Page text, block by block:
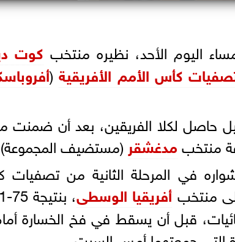
اليوم الأحد، نظيره منتخب كوت
كأس الأمم الأفريقية(
حاصل لكلا الفريقين، بعد أن
منتخبمدغشقر (مستضيف
في المرحلة الثانية من تصفيات
أفريقيا الوسطى
قبل أن يسقط في فخ الخسارة